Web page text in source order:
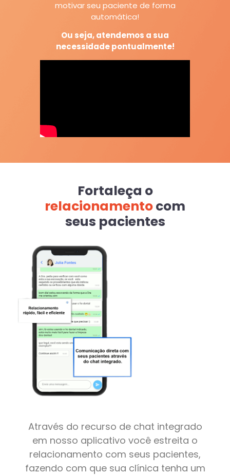
motivar seu paciente de forma
automática!
Ou seja, atendemos a sua
necessidade pontualmente!
Fortaleça o
relacionamentocom
seus pacientes
Através do recurso de chat integrado
em nosso aplicativo você estreita o
relacionamento com seus pacientes,
fazendo com que sua clínica tenha um